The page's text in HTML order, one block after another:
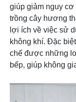
giúp giảm nguy
trồng cây hương
lợi ích về việc sử
không khí. Đặc
chế được những
bếp, giúp không